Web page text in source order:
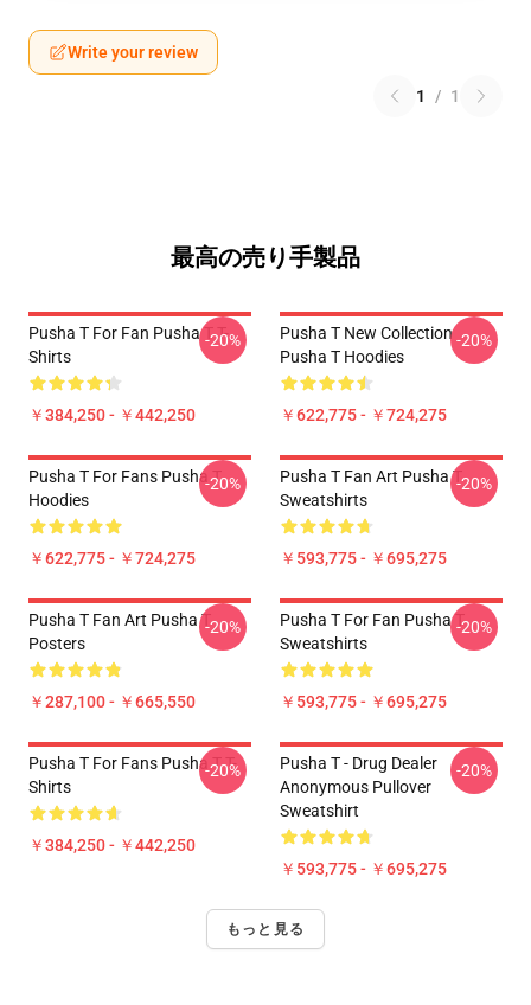
Write your review
1 / 1
最高の売り手製品
Pusha T For Fan Pusha T T-
Shirts
￥384,250 - ￥442,250
-20%
Pusha T New Collection
Pusha T Hoodies
￥622,775 - ￥724,275
-20%
Pusha T For Fans Pusha T
Hoodies
￥622,775 - ￥724,275
-20%
Pusha T Fan Art Pusha T
Sweatshirts
￥593,775 - ￥695,275
-20%
Pusha T Fan Art Pusha T
Posters
￥287,100 - ￥665,550
-20%
Pusha T For Fan Pusha T
Sweatshirts
￥593,775 - ￥695,275
-20%
Pusha T For Fans Pusha T T-
Shirts
￥384,250 - ￥442,250
-20%
Pusha T - Drug Dealer
Anonymous Pullover
Sweatshirt
￥593,775 - ￥695,275
-20%
もっと見る